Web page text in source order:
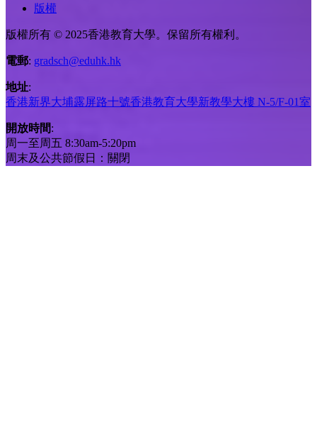
版權
版權所有 © 2025香港教育大學。保留所有權利。
電郵: gradsch@eduhk.hk
地址:
香港新界大埔露屏路十號香港教育大學新教學大樓 N-5/F-01室
開放時間:
周一至周五 8:30am-5:20pm
周末及公共節假日：關閉